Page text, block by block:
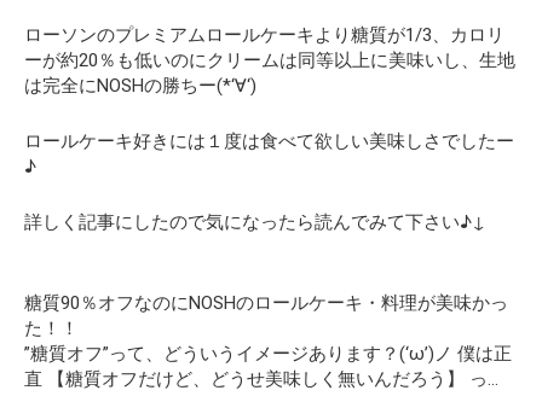
ローソンのプレミアムロールケーキより糖質が1/3、カロリ
ーが約20％も低いのにクリームは同等以上に美味いし、生地
は完全にNOSHの勝ちー(*‘∀‘)
ロールケーキ好きには１度は食べて欲しい美味しさでしたー
♪
詳しく記事にしたので気になったら読んでみて下さい♪↓
糖質90％オフなのにNOSHのロールケーキ・料理が美味かっ
た！！
”糖質オフ”って、どういうイメージあります？(‘ω’)ノ 僕は正
直 【糖質オフだけど、どうせ美味しく無いんだろう】 っ…